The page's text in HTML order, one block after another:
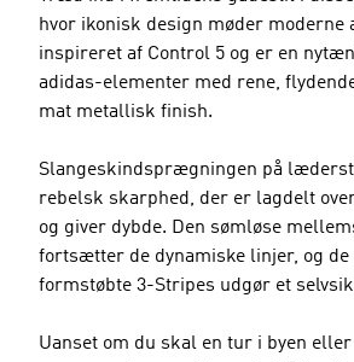
hvor ikonisk design møder moderne
inspireret af Control 5 og er en
adidas-elementer med rene,
mat metallisk finish.
Slangeskindsprægningen på
rebelsk skarphed, der er lagdelt
og giver dybde. Den sømløse
fortsætter de dynamiske linjer, og
formstøbte 3-Stripes udgør et
Uanset om du skal en tur i byen eller